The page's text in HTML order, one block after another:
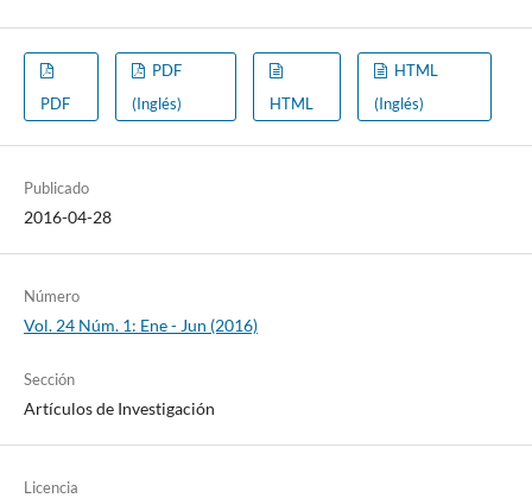
PDF
PDF
(Inglés)
HTML
HTML
(Inglés)
Publicado
2016-04-28
Número
Vol. 24 Núm. 1: Ene - Jun (2016)
Sección
Artículos de Investigación
Licencia